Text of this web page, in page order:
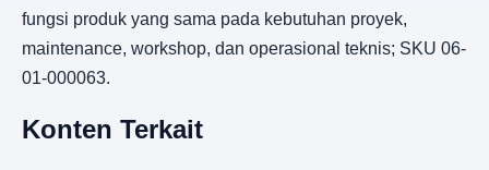
fungsi produk yang sama pada kebutuhan proyek,
maintenance, workshop, dan operasional teknis; SKU 06-
01-000063.
Konten Terkait